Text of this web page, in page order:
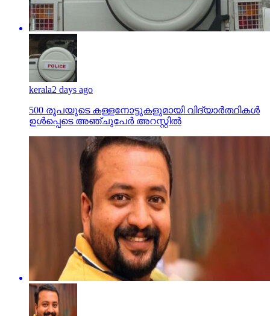
kerala2 days ago
500 രൂപയുടെ കള്ളനോട്ടുകളുമായി വിദ്യാര്‍ത്ഥികള്‍